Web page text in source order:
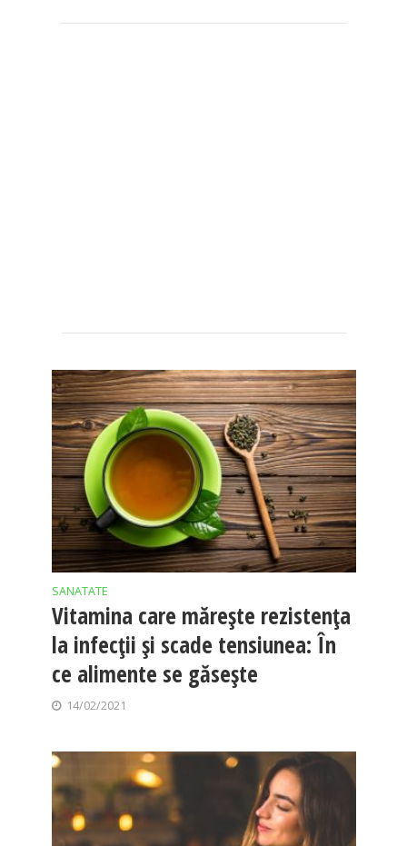
SANATATE
Vitamina care mărește rezistența
la infecții și scade tensiunea: În
ce alimente se găsește
14/02/2021